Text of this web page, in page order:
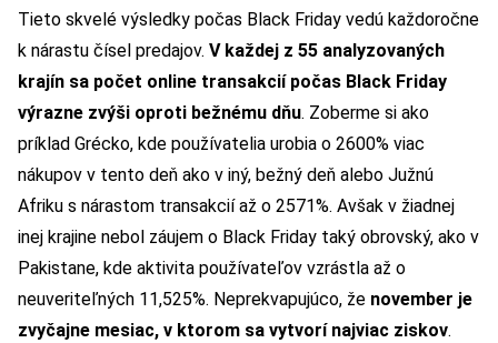
Tieto skvelé výsledky počas Black Friday vedú každoročne
k nárastu čísel predajov. V každej z 55 analyzovaných
krajín sa počet online transakcií počas Black Friday
výrazne zvýši oproti bežnému dňu. Zoberme si ako
príklad Grécko, kde používatelia urobia o 2600% viac
nákupov v tento deň ako v iný, bežný deň alebo Južnú
Afriku s nárastom transakcií až o 2571%. Avšak v žiadnej
inej krajine nebol záujem o Black Friday taký obrovský, ako v
Pakistane, kde aktivita používateľov vzrástla až o
neuveriteľných 11,525%. Neprekvapujúco, že november je
zvyčajne mesiac, v ktorom sa vytvorí najviac ziskov.